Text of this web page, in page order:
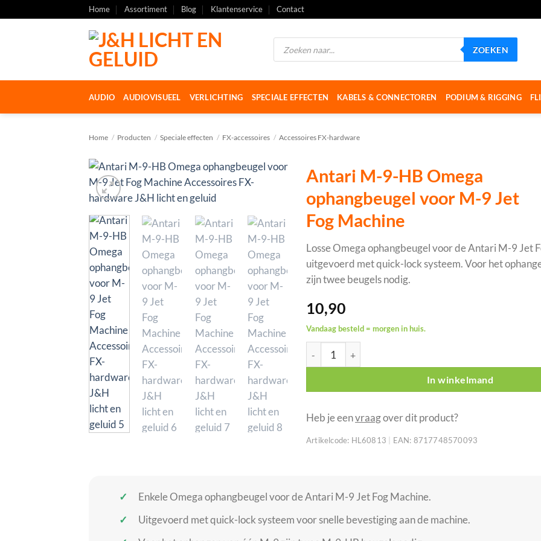
naar
Home Assortiment Blog Klantenservice Contact
Producten
zoeken
ZOEKEN
AUDIO AUDIOVISUEEL VERLICHTING SPECIALE EFFECTEN KABELS & CONNECTOREN PODIUM & RIGGING
Home / Producten / Speciale effecten / FX-accessoires / Accessoires FX-hardware
Antari M-9-HB Omega
ophangbeugel voor M-9 Jet
Fog Machine
Losse Omega ophangbeugel voor de Antari M-9 Jet
uitgevoerd met quick-lock systeem. Voor het
zijn twee beugels nodig.
10,90
Vandaag besteld = morgen in huis.
Antari M-9-HB Omega ophangbeugel voor M-9 Jet Fog
In winkelmand
Heb je eenvraagover dit product?
Artikelcode: HL60813 EAN: 8717748570093
Enkele Omega ophangbeugel voor de Antari M-9 Jet Fog Machine.
Uitgevoerd met quick-lock systeem voor snelle bevestiging aan de machine.